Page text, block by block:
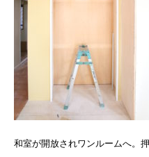
和室が開放されワンルームへ。